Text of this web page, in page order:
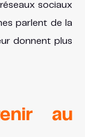
sociaux
parlent de la
donnent plus
au